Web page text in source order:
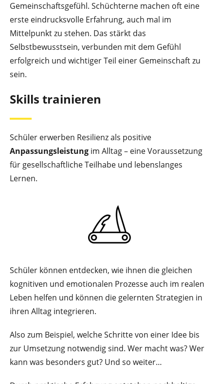
Gemeinschaftsgefühl. Schüchterne machen oft eine
erste eindrucksvolle Erfahrung, auch mal im
Mittelpunkt zu stehen. Das stärkt das
Selbstbewusstsein, verbunden mit dem Gefühl
erfolgreich und wichtiger Teil einer Gemeinschaft zu
sein.
Skills trainieren
Schüler erwerben Resilienz als positive
Anpassungsleistung im Alltag – eine Voraussetzung
für gesellschaftliche Teilhabe und lebenslanges
Lernen.
Schüler können entdecken, wie ihnen die gleichen
kognitiven und emotionalen Prozesse auch im realen
Leben helfen und können die gelernten Strategien in
ihren Alltag integrieren.
Also zum Beispiel, welche Schritte von einer Idee bis
zur Umsetzung notwendig sind. Wer macht was? Wer
kann was besonders gut? Und so weiter…